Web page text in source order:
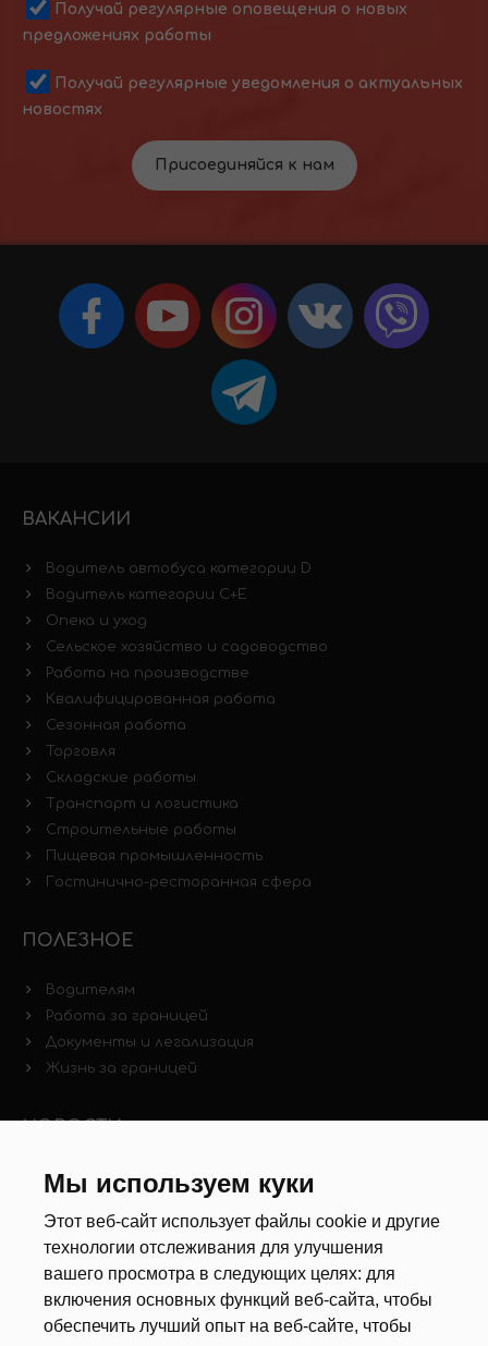
Мы используем куки
Этот веб-сайт использует файлы cookie и другие
технологии отслеживания для улучшения
вашего просмотра в следующих целях: для
включения основных функций веб-сайта, чтобы
обеспечить лучший опыт на веб-сайте, чтобы
Получай регулярные оповещения о новых
предложениях работы
Получай регулярные уведомления о актуальных
новостях
Присоединяйся к нам
ВАКАНСИИ
Водитель автобуса категории D
Водитель категории C+E
Опека и уход
Сельское хозяйство и садоводство
Работа на производстве
Квалифицированная работа
Сезонная работа
Торговля
Складские работы
Транспорт и логистика
Строительные работы
Пищевая промышленность
Гостинично-ресторанная сфера
ПОЛЕЗНОЕ
Водителям
Работа за границей
Документы и легализация
Жизнь за границей
НОВОСТИ
Новости рынка труда
Анкета
Калькулятор дат